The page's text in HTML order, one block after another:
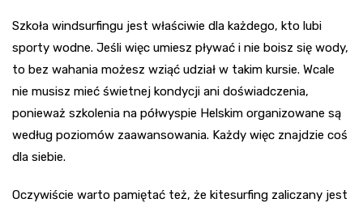
Szkoła windsurfingu jest właściwie dla każdego, kto lubi
sporty wodne. Jeśli więc umiesz pływać i nie boisz się wody,
to bez wahania możesz wziąć udział w takim kursie. Wcale
nie musisz mieć świetnej kondycji ani doświadczenia,
ponieważ szkolenia na półwyspie Helskim organizowane są
według poziomów zaawansowania. Każdy więc znajdzie coś
dla siebie.
Oczywiście warto pamiętać też, że kitesurfing zaliczany jest